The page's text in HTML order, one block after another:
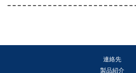
連絡先
製品紹介